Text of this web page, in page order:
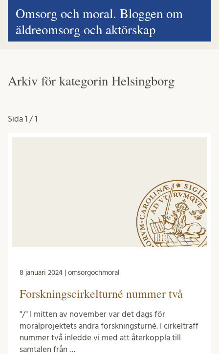
Omsorg och moral. Bloggen om
äldreomsorg och aktörskap
Arkiv för kategorin Helsingborg
Sida 1 / 1
8 januari 2024 | omsorgochmoral
Forskningscirkelturné nummer två
"/" I mitten av november var det dags för
moralprojektets andra forskningsturné. I cirkelträff
nummer två inledde vi med att återkoppla till
samtalen från …